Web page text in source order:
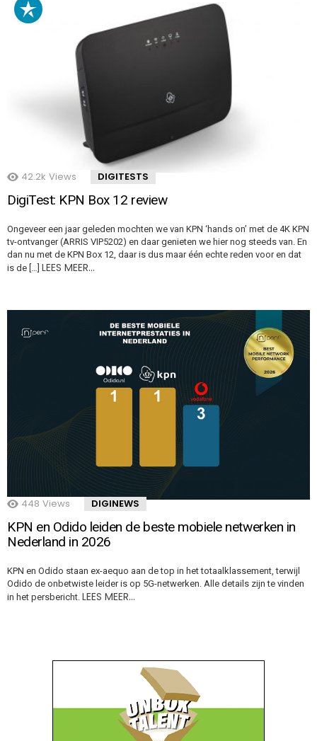
42.2k Views DIGITESTS
DigiTest: KPN Box 12 review
Ongeveer een jaar geleden mochten we van KPN ‘hands on’ met de 4K KPN
tv-ontvanger (ARRIS VIP5202) en daar genieten we hier nog steeds van. En
dan nu met de KPN Box 12, daar is dus maar één echte reden voor en dat
is de […] LEES MEER…
448 Views DIGINEWS
KPN en Odido leiden de beste mobiele netwerken in
Nederland in 2026
KPN en Odido staan ex-aequo aan de top in het totaalklassement, terwijl
Odido de onbetwiste leider is op 5G-netwerken. Alle details zijn te vinden
in het persbericht. LEES MEER…